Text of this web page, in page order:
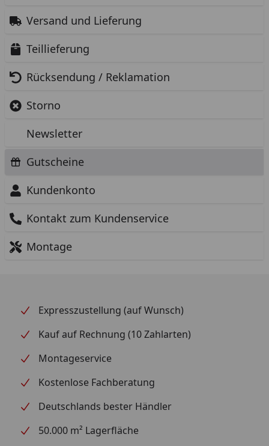
Versand und Lieferung
Teillieferung
Rücksendung / Reklamation
Storno
Newsletter
Gutscheine
Kundenkonto
Kontakt zum Kundenservice
Montage
Expresszustellung (auf Wunsch)
Kauf auf Rechnung (10 Zahlarten)
Montageservice
Kostenlose Fachberatung
Deutschlands bester Händler
50.000 m² Lagerfläche